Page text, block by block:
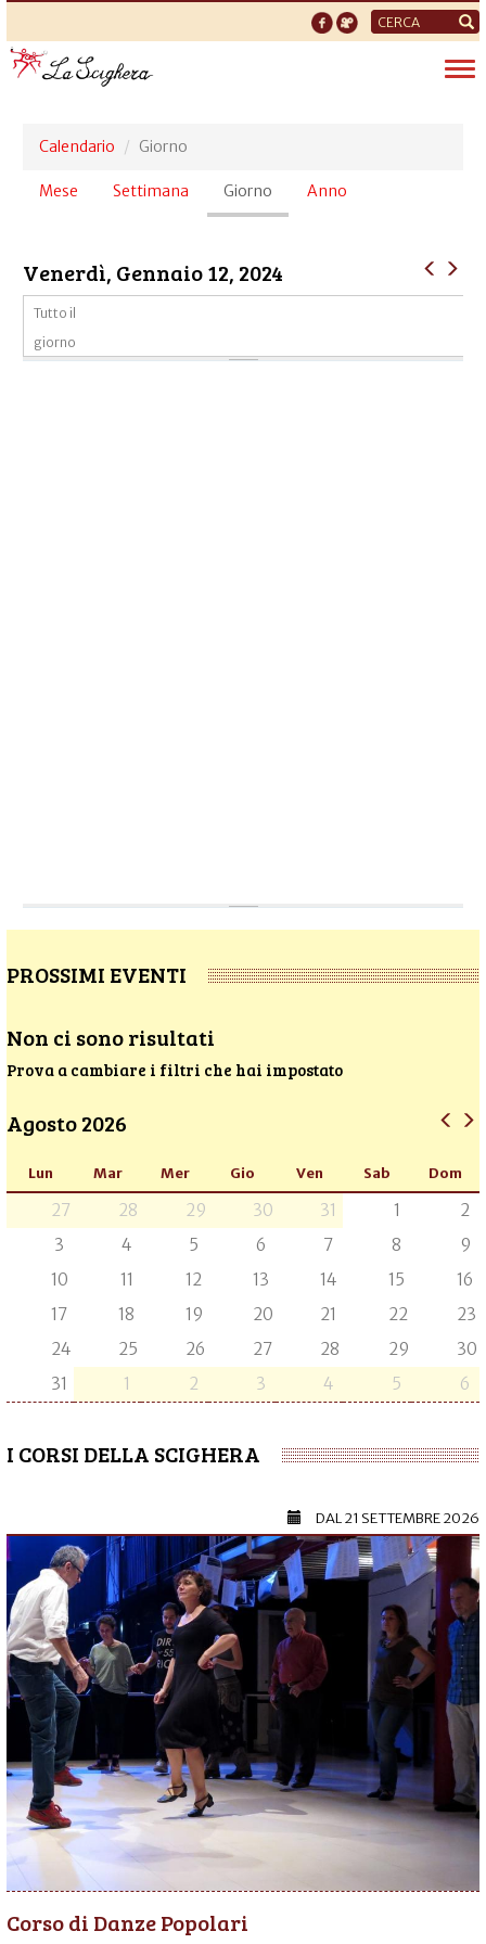
Form
di
ricerca
Calendario Giorno
Schede
Mese Settimana Giorno (scheda
attiva)
Anno
Venerdì, Gennaio 12, 2024
Tutto il
giorno
PROSSIMI EVENTI
Non ci sono risultati
Prova a cambiare i filtri che hai impostato
Agosto 2026
Lun Mar Mer Gio Ven Sab Dom
27 28 29 30 31 1
2
3
4 5 6 7 8
9
10
11 12 13 14 15
16
17
18 19 20 21 22
23
24
25 26 27 28 29
30
31
1 2 3 4 5 6
I CORSI DELLA SCIGHERA
DAL21 SETTEMBRE 2026
Corso di Danze Popolari